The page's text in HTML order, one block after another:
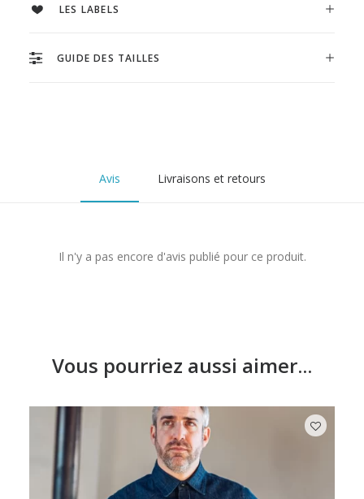
LES LABELS
GUIDE DES TAILLES
Avis Livraisons et retours
Il n'y a pas encore d'avis publié pour ce produit.
Vous pourriez aussi aimer...